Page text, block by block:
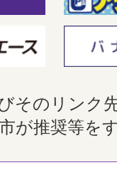
そのリンク
が推奨等を